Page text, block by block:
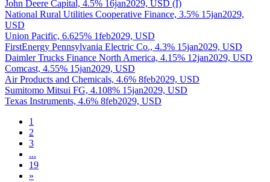
John Deere Capital, 4.5% 16jan2029, USD (I)
National Rural Utilities Cooperative Finance, 3.5% 15jan2029,
USD
Union Pacific, 6.625% 1feb2029, USD
FirstEnergy Pennsylvania Electric Co., 4.3% 15jan2029, USD
Daimler Trucks Finance North America, 4.15% 12jan2029, USD
Comcast, 4.55% 15jan2029, USD
Air Products and Chemicals, 4.6% 8feb2029, USD
Sumitomo Mitsui FG, 4.108% 15jan2029, USD
Texas Instruments, 4.6% 8feb2029, USD
1
2
3
...
19
»